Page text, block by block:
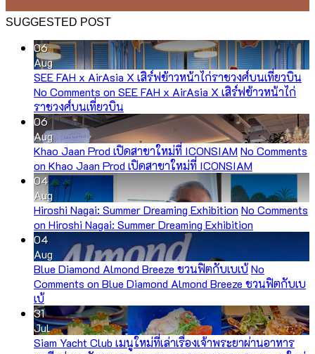
SUGGESTED POST
06
Aug
SEE FAH x AirAsia X เสิร์ฟข้าวหน้าไก่ราชวงศ์บนเที่ยวบิน
No Comments on SEE FAH x AirAsia X เสิร์ฟข้าวหน้าไก่
ราชวงศ์บนเที่ยวบิน
06
Aug
Khao Jaan Prod เปิดสาขาใหม่ที่ ICONSIAM No Comments
on Khao Jaan Prod เปิดสาขาใหม่ที่ ICONSIAM
04
Aug
Hiroshi Nagai: Summer Dreaming Exhibition No Comments
on Hiroshi Nagai: Summer Dreaming Exhibition
04
Aug
Blue Diamond Almond Breeze ชวนฟิตกับเบเบ้No
Comments on Blue Diamond Almond Breeze ชวนฟิตกับเบ
เบ้
31
Jul
Siam Yacht Club เมนูใหม่ที่เล่าเรื่องเจ้าพระยาผ่านอาหาร